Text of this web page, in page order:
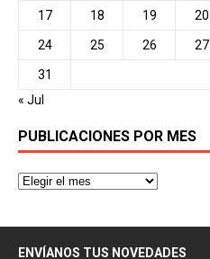
17 18 19 20
24 25 26 27
31
« Jul
PUBLICACIONES POR MES
ENVÍANOS TUS NOVEDADES